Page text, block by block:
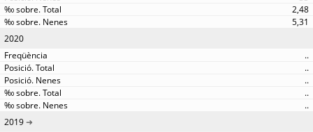
2,48
5,31
2020
..
..
..
..
..
2019